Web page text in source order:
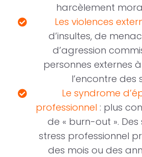
harcèlement
Les violences
d’insultes, de
d’agression
personnes externes
l’encontre des
Le syndrome
professionnel : plus
de « burn-out ».
stress professionnel
des mois ou des